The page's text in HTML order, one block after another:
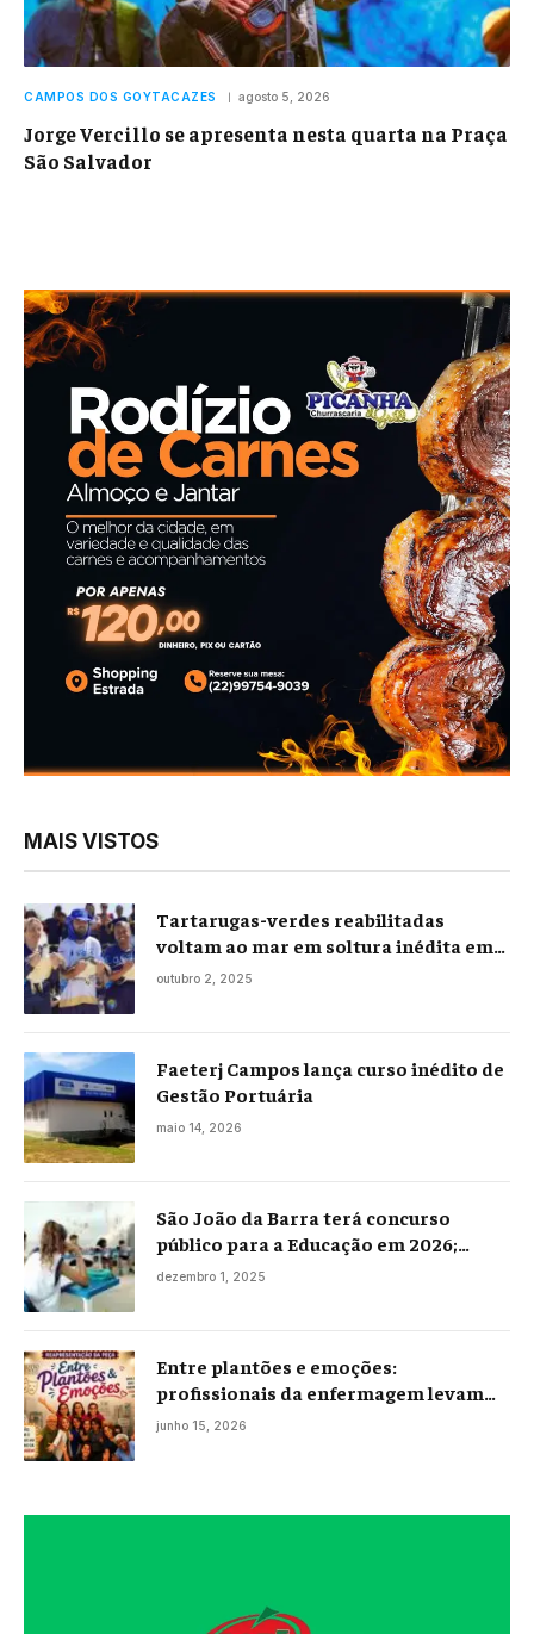
CAMPOS DOS GOYTACAZES agosto 5, 2026
Jorge Vercillo se apresenta nesta quarta na Praça
São Salvador
MAIS VISTOS
Tartarugas-verdes reabilitadas
voltam ao mar em soltura inédita em
Praia Seca
outubro 2, 2025
Faeterj Campos lança curso inédito de
Gestão Portuária
maio 14, 2026
São João da Barra terá concurso
público para a Educação em 2026;
projeto já está na Câmara
dezembro 1, 2025
Entre plantões e emoções:
profissionais da enfermagem levam
histórias reais ao palco em Campos
junho 15, 2026